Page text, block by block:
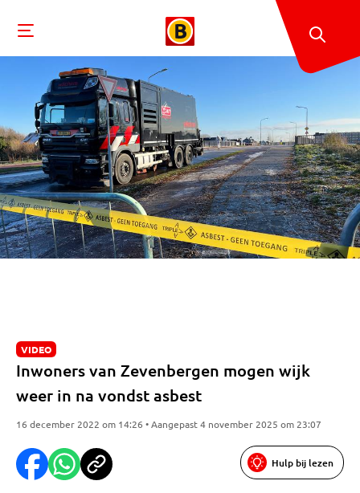
VIDEO
Inwoners van Zevenbergen mogen wijk
weer in na vondst asbest
16 december 2022 om 14:26 • Aangepast 4 november 2025 om 23:07
Hulp bij lezen